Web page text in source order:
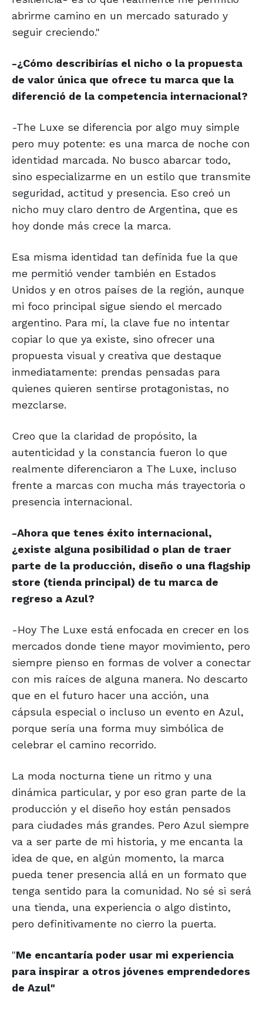
abrirme camino en un mercado saturado y
seguir creciendo."
-¿Cómo describirías el nicho o la propuesta
de valor única que ofrece tu marca que la
diferenció de la competencia internacional?
-The Luxe se diferencia por algo muy simple
pero muy potente: es una marca de noche con
identidad marcada. No busco abarcar todo,
sino especializarme en un estilo que transmite
seguridad, actitud y presencia. Eso creó un
nicho muy claro dentro de Argentina, que es
hoy donde más crece la marca.
Esa misma identidad tan definida fue la que
me permitió vender también en Estados
Unidos y en otros países de la región, aunque
mi foco principal sigue siendo el mercado
argentino. Para mí, la clave fue no intentar
copiar lo que ya existe, sino ofrecer una
propuesta visual y creativa que destaque
inmediatamente: prendas pensadas para
quienes quieren sentirse protagonistas, no
mezclarse.
Creo que la claridad de propósito, la
autenticidad y la constancia fueron lo que
realmente diferenciaron a The Luxe, incluso
frente a marcas con mucha más trayectoria o
presencia internacional.
-Ahora que tenes éxito internacional,
¿existe alguna posibilidad o plan de traer
parte de la producción, diseño o una flagship
store (tienda principal) de tu marca de
regreso a Azul?
-Hoy The Luxe está enfocada en crecer en los
mercados donde tiene mayor movimiento, pero
siempre pienso en formas de volver a conectar
con mis raíces de alguna manera. No descarto
que en el futuro hacer una acción, una
cápsula especial o incluso un evento en Azul,
porque sería una forma muy simbólica de
celebrar el camino recorrido.
La moda nocturna tiene un ritmo y una
dinámica particular, y por eso gran parte de la
producción y el diseño hoy están pensados
para ciudades más grandes. Pero Azul siempre
va a ser parte de mi historia, y me encanta la
idea de que, en algún momento, la marca
pueda tener presencia allá en un formato que
tenga sentido para la comunidad. No sé si será
una tienda, una experiencia o algo distinto,
pero definitivamente no cierro la puerta.
"Me encantaría poder usar mi experiencia
para inspirar a otros jóvenes emprendedores
de Azul"